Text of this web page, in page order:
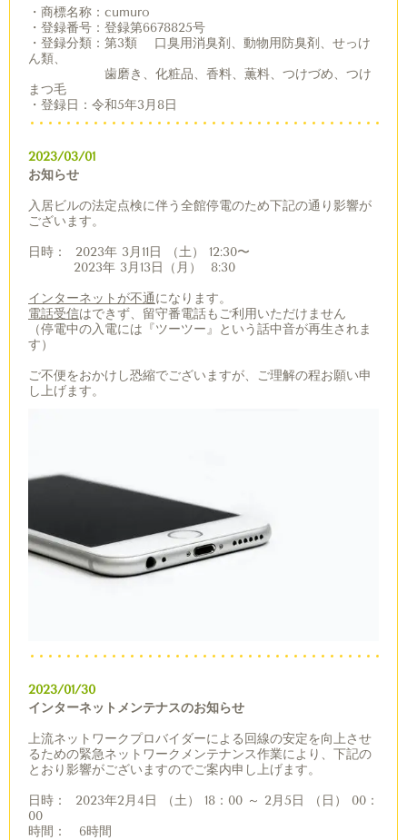
・商標名称：cumuro
・登録番号：登録第6678825号
・登録分類：第3類 口臭用消臭剤、動物用防臭剤、せっけ
ん類、
歯磨き、化粧品、香料、薫料、つけづめ、つけ
まつ毛
・登録日：令和5年3月8日
2023/03/01
お知らせ
入居ビルの法定点検に伴う全館停電のため下記の通り影響が
ございます。
日時 ： 2023年 3月11日 （土） 12:30〜
2023年 3月13日 （月） 8:30
インターネットが不通になります。
電話受信はできず、留守番電話もご利用いただけません
（停電中の入電には『ツーツー』という話中音が再生されま
す）
ご不便をおかけし恐縮でございますが、ご理解の程お願い申
し上げます。
2023/01/30
インターネットメンテナスのお知らせ
上流ネットワークプロバイダーによる 回線の安定を向上させ
るための緊急ネットワークメンテナンス作業により、 下記の
とおり影響がございますのでご案内申し上げます。
日時：
2023年2月4日 （土） 18 ： 00 ～ 2月5日 （日） 00 ：
00
時間： 6時間